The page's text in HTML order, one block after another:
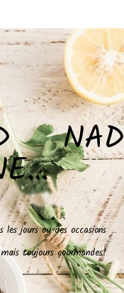
NAD
jours ou des occasions
toujours gourmandes!